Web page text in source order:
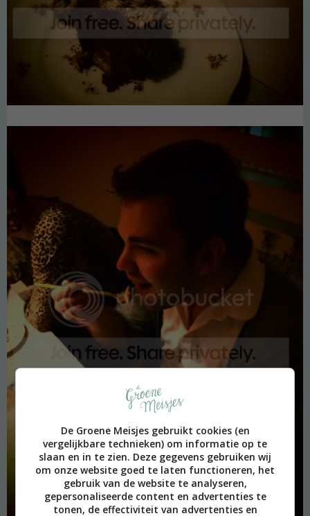
De Groene Meisjes gebruikt cookies (en
vergelijkbare technieken) om informatie op te
slaan en in te zien. Deze gegevens gebruiken wij
om onze website goed te laten functioneren, het
gebruik van de website te analyseren,
gepersonaliseerde content en advertenties te
tonen, de effectiviteit van advertenties en